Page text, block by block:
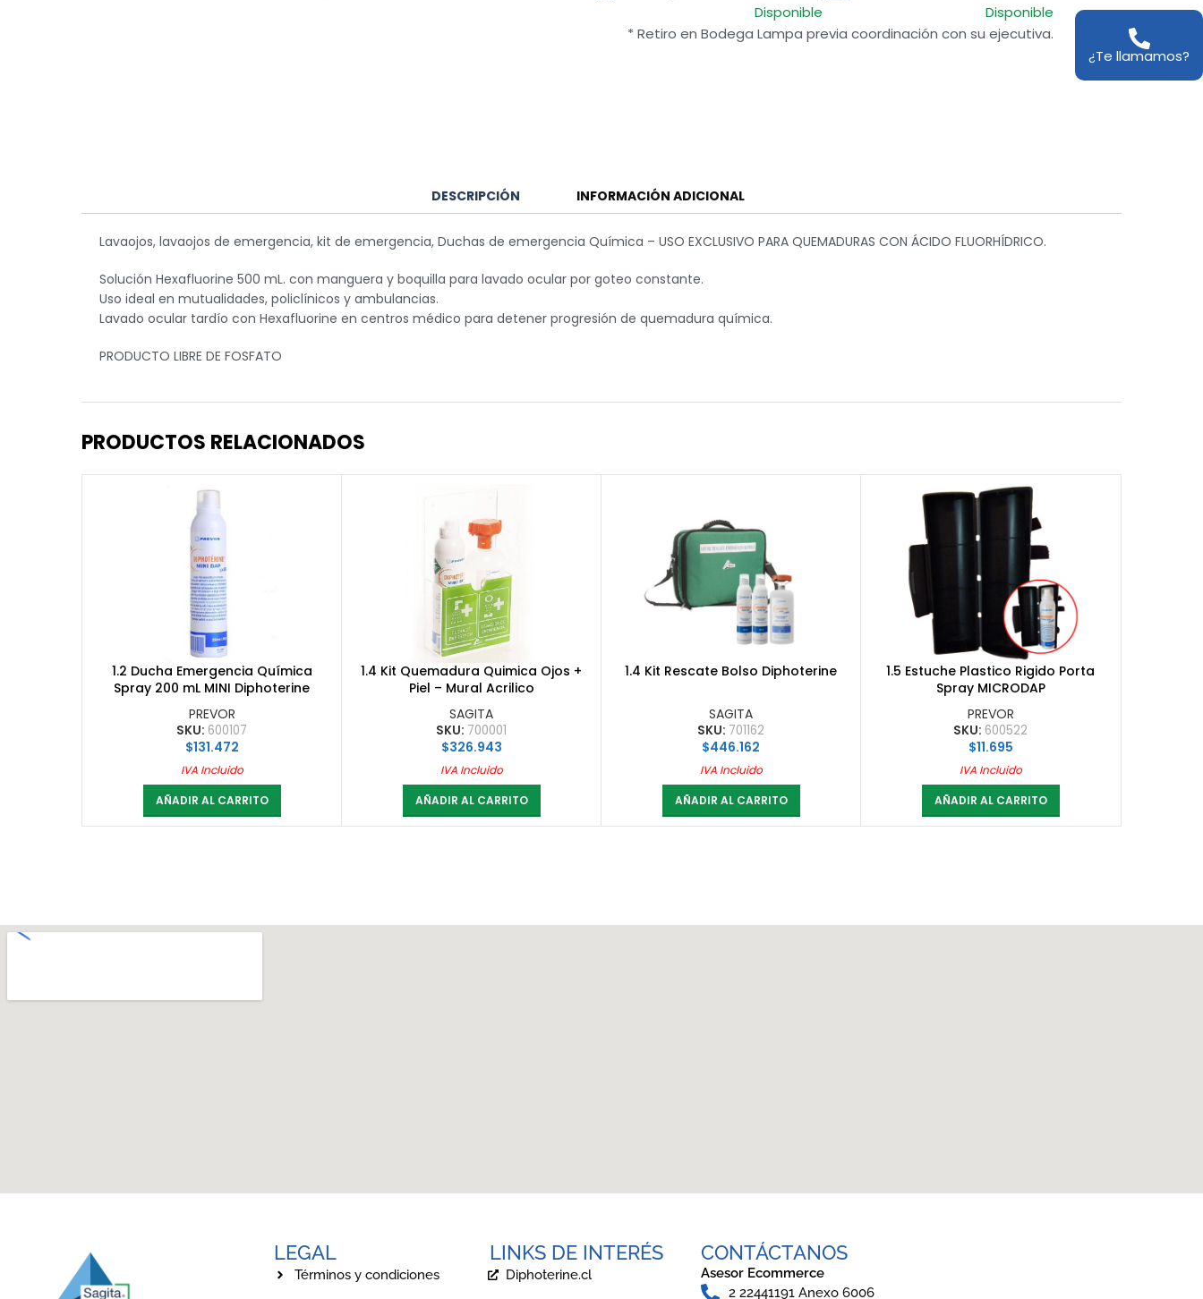
¿Te llamamos?
Disponible
Disponible
* Retiro en Bodega Lampa previa coordinación con su ejecutiva.
DESCRIPCIÓN INFORMACIÓN ADICIONAL
Lavaojos, lavaojos de emergencia, kit de emergencia, Duchas de emergencia Química – USO EXCLUSIVO PARA QUEMADURAS CON ÁCIDO FLUORHÍDRICO.
Solución Hexafluorine 500 mL. con manguera y boquilla para lavado ocular por goteo constante.
Uso ideal en mutualidades, policlínicos y ambulancias.
Lavado ocular tardío con Hexafluorine en centros médico para detener progresión de quemadura química.
PRODUCTO LIBRE DE FOSFATO
PRODUCTOS RELACIONADOS
1.2 Ducha Emergencia Química
Spray 200 mL MINI Diphoterine
PREVOR
SKU: 600107
$131.472
IVA Incluido
AÑADIR AL CARRITO
1.4 Kit Quemadura Quimica Ojos +
Piel – Mural Acrilico
SAGITA
SKU: 700001
$326.943
IVA Incluido
AÑADIR AL CARRITO
1.4 Kit Rescate Bolso Diphoterine
SAGITA
SKU: 701162
$446.162
IVA Incluido
AÑADIR AL CARRITO
1.5 Estuche Plastico Rigido Porta
Spray MICRODAP
PREVOR
SKU: 600522
$11.695
IVA Incluido
AÑADIR AL CARRITO
LEGAL
Términos y condiciones
LINKS DE INTERÉS
Diphoterine.cl
CONTÁCTANOS
Asesor Ecommerce
2 22441191 Anexo 6006